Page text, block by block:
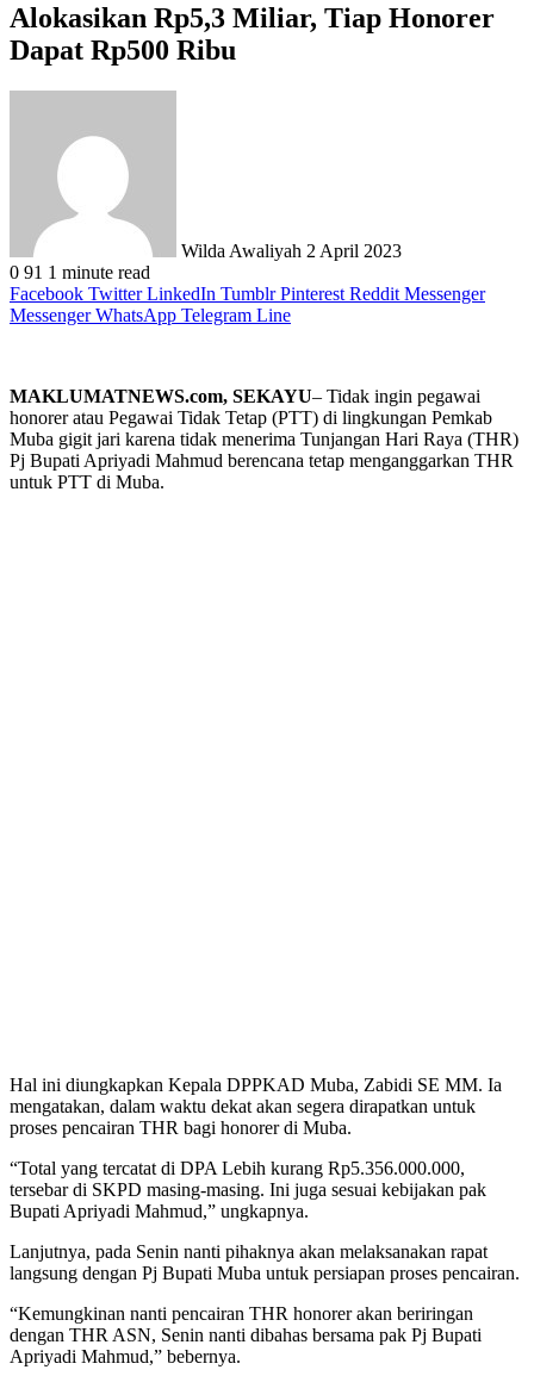
Alokasikan Rp5,3 Miliar, Tiap Honorer
Dapat Rp500 Ribu
Wilda Awaliyah 2 April 2023
0 91 1 minute read
Facebook Twitter LinkedIn Tumblr Pinterest Reddit Messenger
Messenger WhatsApp Telegram Line
MAKLUMATNEWS.com, SEKAYU– Tidak ingin pegawai
honorer atau Pegawai Tidak Tetap (PTT) di lingkungan Pemkab
Muba gigit jari karena tidak menerima Tunjangan Hari Raya (THR)
Pj Bupati Apriyadi Mahmud berencana tetap menganggarkan THR
untuk PTT di Muba.
Hal ini diungkapkan Kepala DPPKAD Muba, Zabidi SE MM. Ia
mengatakan, dalam waktu dekat akan segera dirapatkan untuk
proses pencairan THR bagi honorer di Muba.
“Total yang tercatat di DPA Lebih kurang Rp5.356.000.000,
tersebar di SKPD masing-masing. Ini juga sesuai kebijakan pak
Bupati Apriyadi Mahmud,” ungkapnya.
Lanjutnya, pada Senin nanti pihaknya akan melaksanakan rapat
langsung dengan Pj Bupati Muba untuk persiapan proses pencairan.
“Kemungkinan nanti pencairan THR honorer akan beriringan
dengan THR ASN, Senin nanti dibahas bersama pak Pj Bupati
Apriyadi Mahmud,” bebernya.